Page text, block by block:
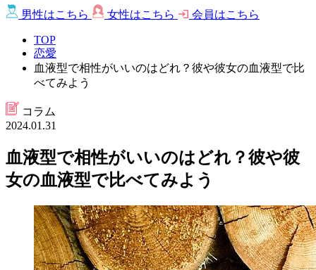
男性はこちら 女性はこちら 会員はこちら
TOP
恋愛
血液型で相性がいいのはどれ？彼や彼女の血液型で比
べてみよう
コラム
2024.01.31
血液型で相性がいいのはどれ？彼や彼
女の血液型で比べてみよう